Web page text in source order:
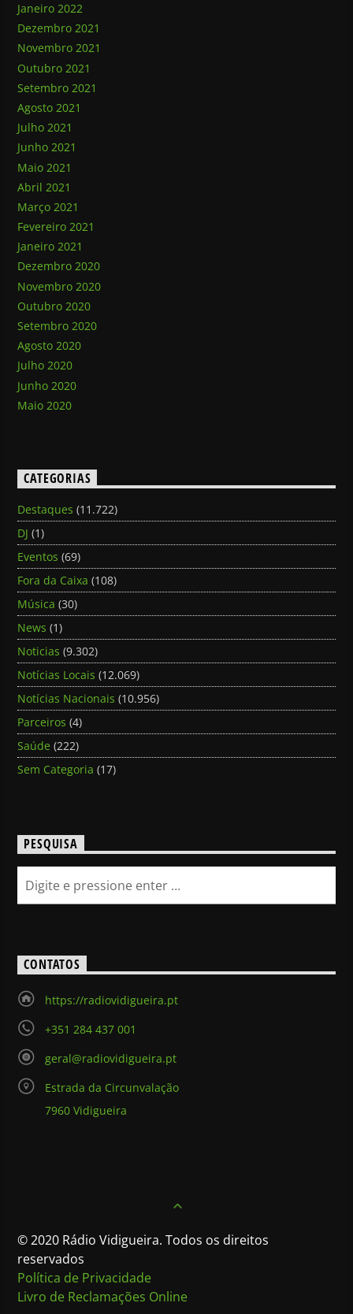
Janeiro 2022
Dezembro 2021
Novembro 2021
Outubro 2021
Setembro 2021
Agosto 2021
Julho 2021
Junho 2021
Maio 2021
Abril 2021
Março 2021
Fevereiro 2021
Janeiro 2021
Dezembro 2020
Novembro 2020
Outubro 2020
Setembro 2020
Agosto 2020
Julho 2020
Junho 2020
Maio 2020
CATEGORIAS
Destaques (11.722)
DJ (1)
Eventos (69)
Fora da Caixa (108)
Música (30)
News (1)
Noticias (9.302)
Notícias Locais (12.069)
Notícias Nacionais (10.956)
Parceiros (4)
Saúde (222)
Sem Categoria (17)
PESQUISA
CONTATOS
https://radiovidigueira.pt
+351 284 437 001
geral@radiovidigueira.pt
Estrada da Circunvalação
7960 Vidigueira
© 2020 Rádio Vidigueira. Todos os direitos
reservados
Política de Privacidade
Livro de Reclamações Online